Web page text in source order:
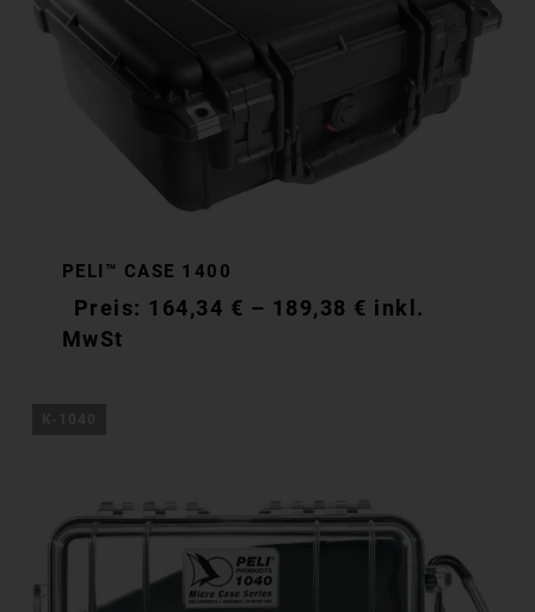
PELI™ CASE 1400
164,34 € – 189,38 € inkl.
MwSt